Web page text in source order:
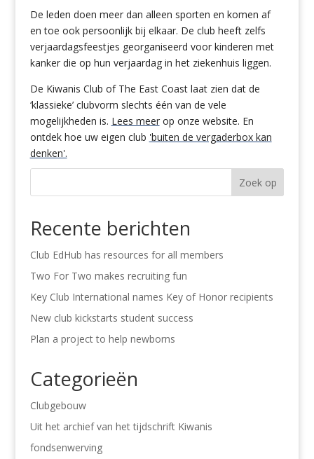
De leden doen meer dan alleen sporten en komen af
en toe ook persoonlijk bij elkaar. De club heeft zelfs
verjaardagsfeestjes georganiseerd voor kinderen met
kanker die op hun verjaardag in het ziekenhuis liggen.
De Kiwanis Club of The East Coast laat zien dat de
‘klassieke’ clubvorm slechts één van de vele
mogelijkheden is. Lees meerop onze website. En
ontdek hoe uw eigen club 'buiten de vergaderbox kan
denken'.
Zoek op
Recente berichten
Club EdHub has resources for all members
Two For Two makes recruiting fun
Key Club International names Key of Honor recipients
New club kickstarts student success
Plan a project to help newborns
Categorieën
Clubgebouw
Uit het archief van het tijdschrift Kiwanis
fondsenwerving